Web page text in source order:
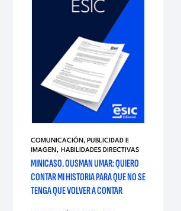
COMUNICACIÓN, PUBLICIDAD E
IMAGEN, HABILIDADES DIRECTIVAS
MINICASO. OUSMAN UMAR: QUIERO
CONTAR MI HISTORIA PARA QUE NO SE
TENGA QUE VOLVER A CONTAR